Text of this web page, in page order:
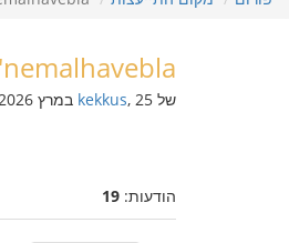
של kekkus, 25 במרץ 2026
הודעות: 19